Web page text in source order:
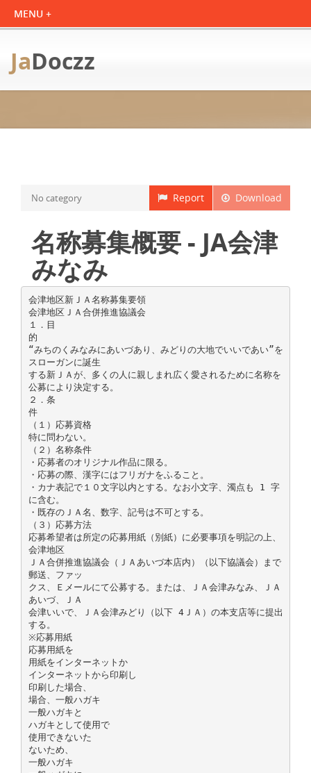
JaDoczz
Download
Report
No category
名称募集概要 - JA会津
みなみ
会津地区新ＪＡ名称募集要領
会津地区ＪＡ合併推進協議会
１．目
的
“みちのくみなみにあいづあり、みどりの大地でいいであい”を
スローガンに誕生
する新ＪＡが、多くの人に親しまれ広く愛されるために名称を
公募により決定する。
２．条
件
（１）応募資格
特に問わない。
（２）名称条件
・応募者のオリジナル作品に限る。
・応募の際、漢字にはフリガナをふること。
・カナ表記で１０文字以内とする。なお小文字、濁点も 1 字
に含む。
・既存のＪＡ名、数字、記号は不可とする。
（３）応募方法
応募希望者は所定の応募用紙（別紙）に必要事項を明記の上、
会津地区
ＪＡ合併推進協議会（ＪＡあいづ本店内）（以下協議会）まで
郵送、ファッ
クス、Ｅメールにて公募する。または、ＪＡ会津みなみ、ＪＡ
あいづ、ＪＡ
会津いいで、ＪＡ会津みどり（以下 4ＪＡ）の本支店等に提出
する。
※応募用紙
応募用紙を
用紙をインターネットか
インターネットから印刷し
印刷した場合、
場合、一般ハガキ
一般ハガキと
ハガキとして使用で
使用できないた
ないため、
一般ハガキ